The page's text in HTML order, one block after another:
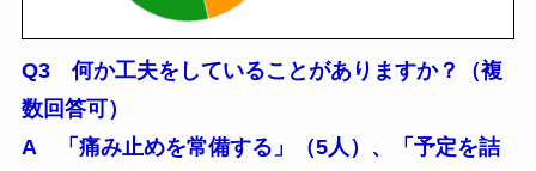
Q3 何か工夫をしていることがありますか？（複
数回答可）
A 「痛み止めを常備する」（5人）、「予定を詰